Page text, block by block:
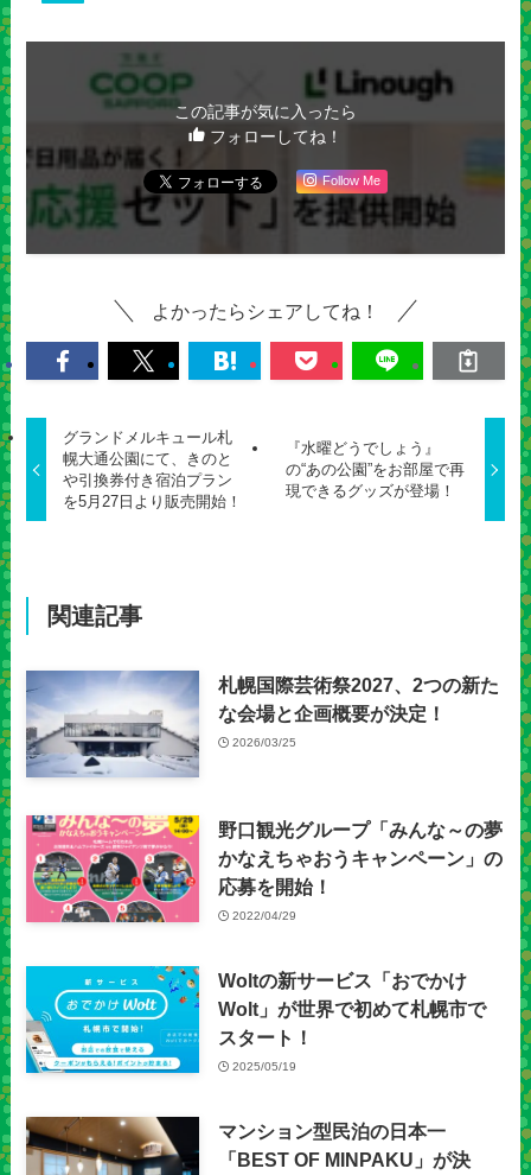
この記事が気に入ったら
フォローしてね！
Follow Me
よかったらシェアしてね！
グランドメルキュール札
幌大通公園にて、きのと
や引換券付き宿泊プラン
を5月27日より販売開始！
『水曜どうでしょう』
の“あの公園”をお部屋で再
現できるグッズが登場！
関連記事
札幌国際芸術祭2027、2つの新た
な会場と企画概要が決定！
2026/03/25
野口観光グループ「みんな～の夢
かなえちゃおうキャンペーン」の
応募を開始！
2022/04/29
Woltの新サービス「おでかけ
Wolt」が世界で初めて札幌市で
スタート！
2025/05/19
マンション型民泊の日本一
「BEST OF MINPAKU」が決